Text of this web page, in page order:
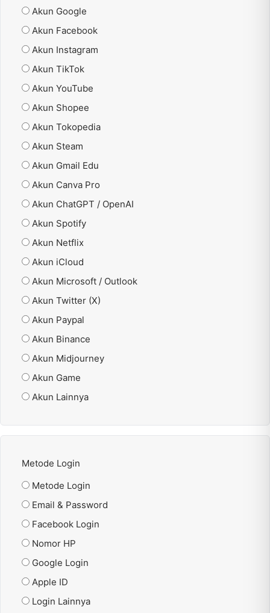
Akun Google
Akun Facebook
Akun Instagram
Akun TikTok
Akun YouTube
Akun Shopee
Akun Tokopedia
Akun Steam
Akun Gmail Edu
Akun Canva Pro
Akun ChatGPT / OpenAI
Akun Spotify
Akun Netflix
Akun iCloud
Akun Microsoft / Outlook
Akun Twitter (X)
Akun Paypal
Akun Binance
Akun Midjourney
Akun Game
Akun Lainnya
Metode Login
Metode Login
Email & Password
Facebook Login
Nomor HP
Google Login
Apple ID
Login Lainnya